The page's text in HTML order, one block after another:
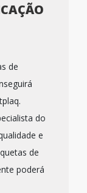
de
do
e
de
poderá